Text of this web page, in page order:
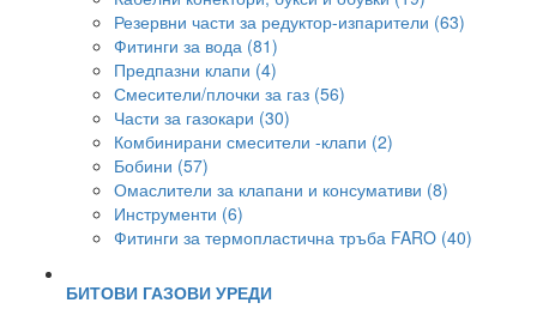
Резервни части за редуктор-изпарители (63)
Фитинги за вода (81)
Предпазни клапи (4)
Смесители/плочки за газ (56)
Части за газокари (30)
Комбинирани смесители -клапи (2)
Бобини (57)
Омаслители за клапани и консумативи (8)
Инструменти (6)
Фитинги за термопластична тръба FARO (40)
БИТОВИ ГАЗОВИ УРЕДИ